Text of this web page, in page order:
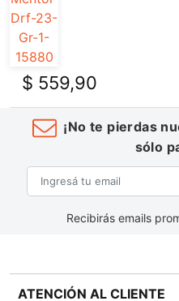
$ 559,90
¡No te pierdas
sólo
Recibirás emails
ATENCIÓN AL CLIENTE